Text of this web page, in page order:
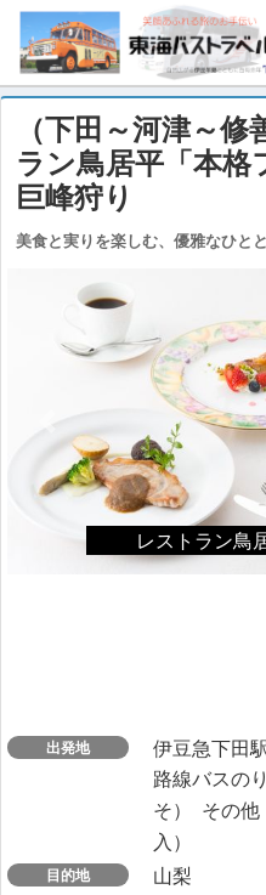
（下田～河津～
ラン鳥居平「本格
巨峰狩り
美食と実りを楽しむ、優雅なひと
レストラン鳥
Previous
出発地 伊豆急下田
路線バスの
そ）
その
入）
目的地 山梨